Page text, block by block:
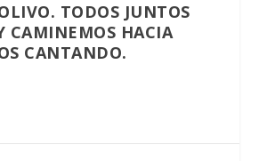
TODOS JUNTOS
CAMINEMOS HACIA
CANTANDO.